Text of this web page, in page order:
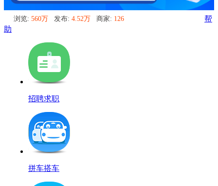
浏览: 560万 发布: 4.52万 商家: 126
帮
助
招聘求职
拼车搭车